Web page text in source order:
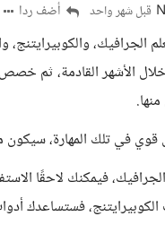
قبل شهر واحد أضف ردا
الجرافيك،
خلال الأشهر القادمة، ثم
في تلك المهارة، سيكون
فيمكنك لاحقًا
الكوبيرايتنج، فستساعدك